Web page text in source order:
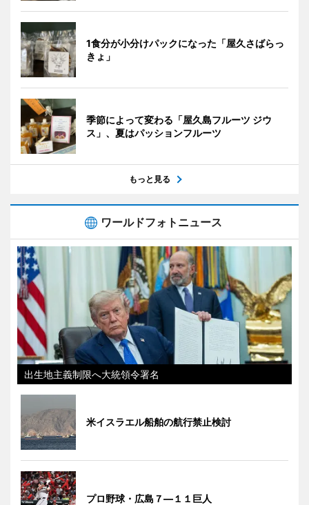
1食分が小分けパックになった「屋久さばらっ
きょ」
季節によって変わる「屋久島フルーツ ジウ
ス」、夏はパッションフルーツ
もっと見る
ワールドフォトニュース
出生地主義制限へ大統領令署名
米イスラエル船舶の航行禁止検討
プロ野球・広島７―１１巨人